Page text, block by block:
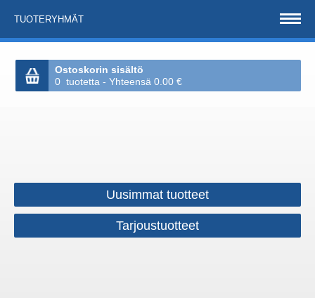
TUOTERYHMÄT
Ostoskorin sisältö
0 tuotetta - Yhteensä 0.00 €
Uusimmat tuotteet
Tarjoustuotteet